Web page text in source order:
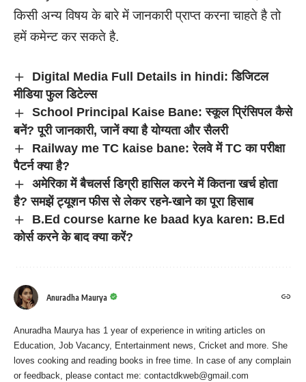
किसी अन्य विषय के बारे में जानकारी प्राप्त करना चाहते है तो
हमें कमेन्ट कर सकते है.
Digital Media Full Details in hindi: डिजिटल
मीडिया फुल डिटेल्स
School Principal Kaise Bane: स्कूल प्रिंसिपल कैसे
बनें? पूरी जानकारी, जानें क्या है योग्यता और सैलरी
Railway me TC kaise bane: रेलवे में TC का परीक्षा
पैटर्न क्या है?
अमेरिका में बैचलर्स डिग्री हासिल करने में कितना खर्च होता
है? समझें ट्यूशन फीस से लेकर रहने-खाने का पूरा हिसाब
B.Ed course karne ke baad kya karen: B.Ed
कोर्स करने के बाद क्या करें?
Anuradha Maurya
Anuradha Maurya has 1 year of experience in writing articles on
Education, Job Vacancy, Entertainment news, Cricket and more. She
loves cooking and reading books in free time. In case of any complain
or feedback, please contact me: contactdkweb@gmail.com